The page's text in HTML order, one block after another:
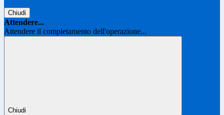
Chiudi
Attendere...
Attendere il completamento dell'operazione...
Chiudi